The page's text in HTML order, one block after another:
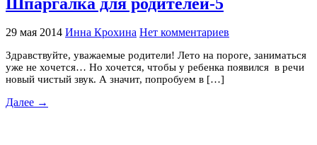
29 мая 2014 Инна Крохина Нет комментариев
Здравствуйте, уважаемые родители! Лето на пороге, заниматься
уже не хочется… Но хочется, чтобы у ребенка появился в речи
новый чистый звук. А значит, попробуем в […]
Далее →